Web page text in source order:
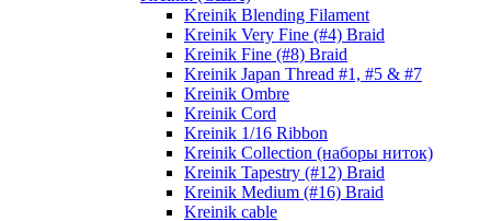
Kreinik Blending Filament
Kreinik Very Fine (#4) Braid
Kreinik Fine (#8) Braid
Kreinik Japan Thread #1, #5 & #7
Kreinik Ombre
Kreinik Cord
Kreinik 1/16 Ribbon
Kreinik Collection (наборы ниток)
Kreinik Tapestry (#12) Braid
Kreinik Medium (#16) Braid
Kreinik cable